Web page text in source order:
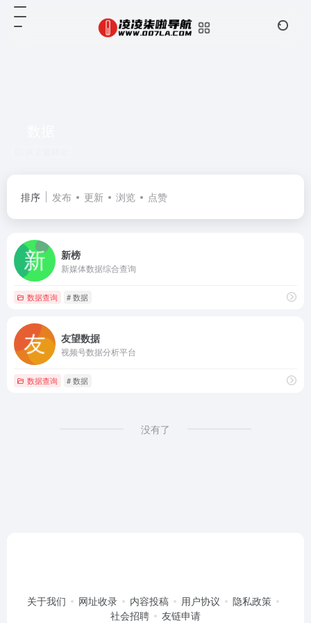
排序 发布 更新 浏览 点赞
新榜
新媒体数据综合查询
数据查询 # 数据
友望数据
视频号数据分析平台
数据查询 # 数据
没有了
关于我们 网址收录 内容投稿 用户协议
隐私政策
社会招聘
友链申请